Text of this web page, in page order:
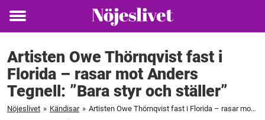
Toggle
Artisten Owe Thörnqvist fast i
Florida – rasar mot Anders
Tegnell: ”Bara styr och ställer”
Nöjeslivet » Kändisar » Artisten Owe Thörnqvist fast i Florida – rasar mot Anders Tegnell: "Bara styr och ställer"